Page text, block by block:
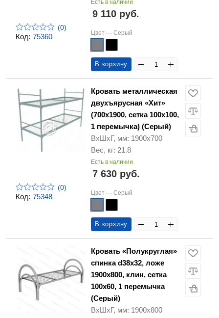
Код: 75360
(0)
Есть в наличии
9 110 руб.
Цвет — Серый
В корзину
Код: 75348
(0)
Кровать металлическая
двухъярусная «Хит»
(700х1900, сетка 100х100,
1 перемычка) (Серый)
ВхШхГ, мм: 1900х700
Вес, кг: 21.8
Есть в наличии
7 630 руб.
Цвет — Серый
В корзину
Кровать «Полукруглая»
спинка d38х32, ложе
1900х800, клин, сетка
100х60, 1 перемычка
(Серый)
ВхШхГ, мм: 1900х800